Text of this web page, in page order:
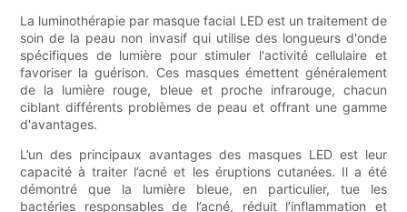
La luminothérapie par masque facial LED est un traitement de
soin de la peau non invasif qui utilise des longueurs d'onde
spécifiques de lumière pour stimuler l'activité cellulaire et
favoriser la guérison. Ces masques émettent généralement
de la lumière rouge, bleue et proche infrarouge, chacun
ciblant différents problèmes de peau et offrant une gamme
d'avantages.
L’un des principaux avantages des masques LED est leur
capacité à traiter l’acné et les éruptions cutanées. Il a été
démontré que la lumière bleue, en particulier, tue les
bactéries responsables de l’acné, réduit l’inflammation et